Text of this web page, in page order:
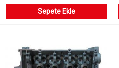
Sepete Ekle